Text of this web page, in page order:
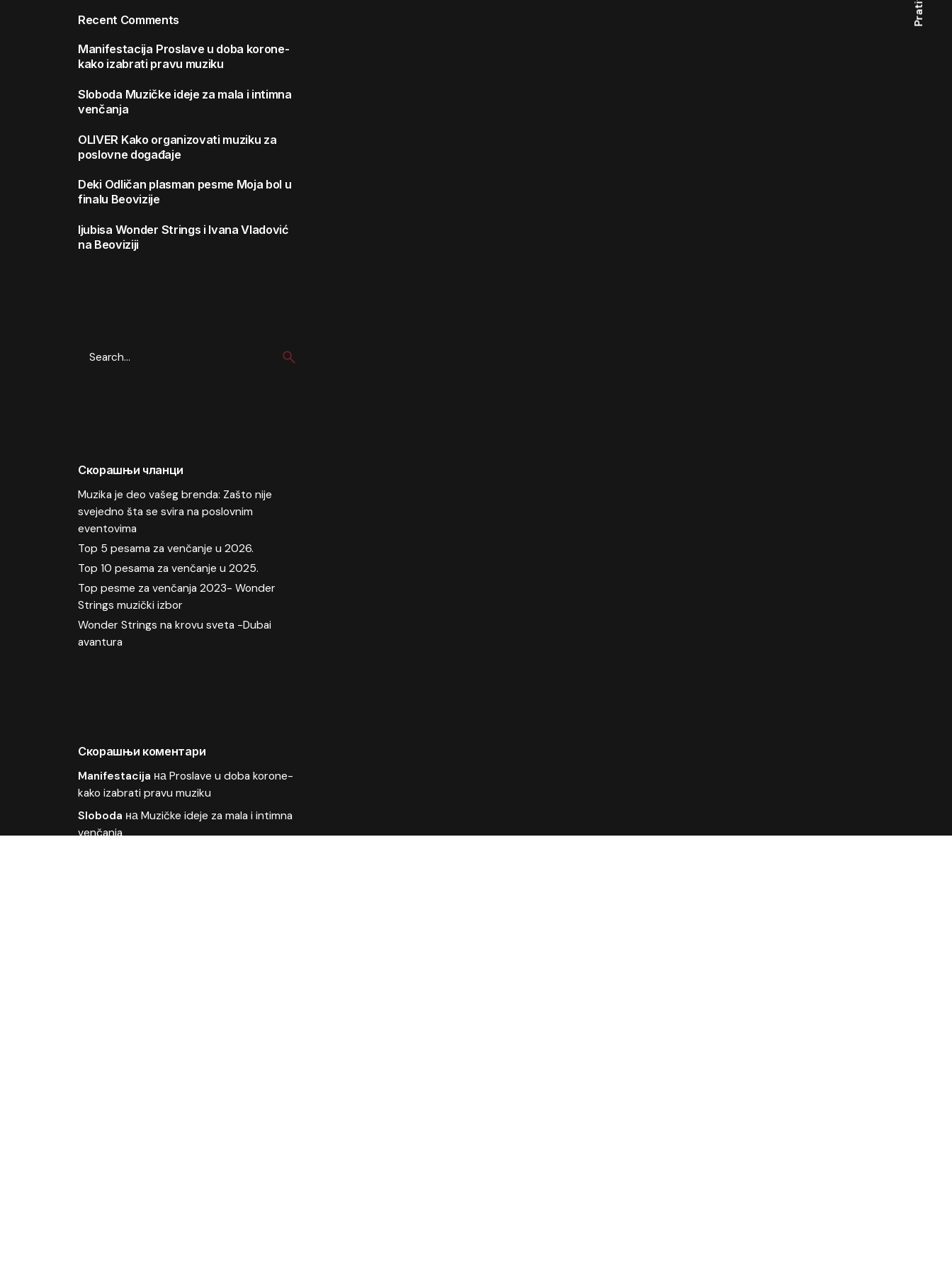
Recent Comments
Manifestacija Proslave u doba korone-
kako izabrati pravu muziku
Sloboda Muzičke ideje za mala i intimna
venčanja
OLIVER Kako organizovati muziku za
poslovne događaje
Deki Odličan plasman pesme Moja bol u
finalu Beovizije
ljubisa Wonder Strings i Ivana Vladović
na Beoviziji
for
Скорашњи чланци
Muzika je deo vašeg brenda: Zašto nije
svejedno šta se svira na poslovnim
eventovima
Top 5 pesama za venčanje u 2026.
Top 10 pesama za venčanje u 2025.
Top pesme za venčanja 2023- Wonder
Strings muzički izbor
Wonder Strings na krovu sveta -Dubai
avantura
Скорашњи коментари
Manifestacija наProslave u doba korone-
kako izabrati pravu muziku
Sloboda наMuzičke ideje za mala i intimna
venčanja